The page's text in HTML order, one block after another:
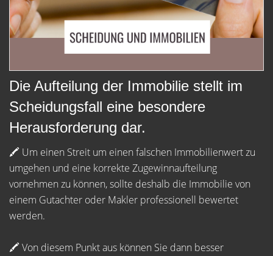
Die Aufteilung der Immobilie stellt im
Scheidungsfall eine besondere
Herausforderung dar.
🖍 Um einen Streit um einen falschen Immobilienwert zu
umgehen und eine korrekte Zugewinnaufteilung
vornehmen zu können, sollte deshalb die Immobilie von
einem Gutachter oder Makler professionell bewertet
werden.
🖍 Von diesem Punkt aus können Sie dann besser